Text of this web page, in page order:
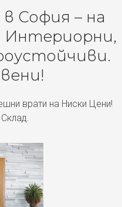
София – на
Интериорни,
врати на Ниски Цени!